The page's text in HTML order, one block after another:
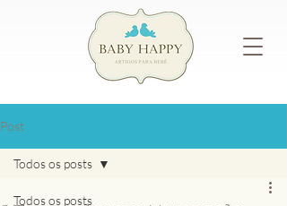
Post
Todos os posts
Todos os posts